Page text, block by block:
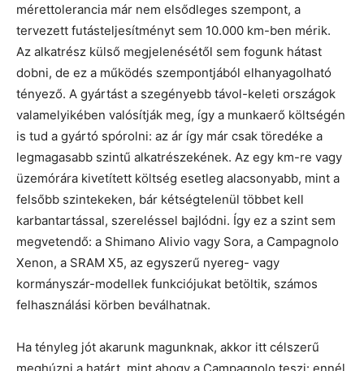
mérettolerancia már nem elsődleges szempont, a
tervezett futásteljesítményt sem 10.000 km-ben mérik.
Az alkatrész külső megjelenésétől sem fogunk hátast
dobni, de ez a működés szempontjából elhanyagolható
tényező. A gyártást a szegényebb távol-keleti országok
valamelyikében valósítják meg, így a munkaerő költségén
is tud a gyártó spórolni: az ár így már csak töredéke a
legmagasabb szintű alkatrészekének. Az egy km-re vagy
üzemórára kivetített költség esetleg alacsonyabb, mint a
felsőbb szintekeken, bár kétségtelenül többet kell
karbantartással, szereléssel bajlódni. Így ez a szint sem
megvetendő: a Shimano Alivio vagy Sora, a Campagnolo
Xenon, a SRAM X5, az egyszerű nyereg- vagy
kormányszár-modellek funkciójukat betöltik, számos
felhasználási körben beválhatnak.
Ha tényleg jót akarunk magunknak, akkor itt célszerű